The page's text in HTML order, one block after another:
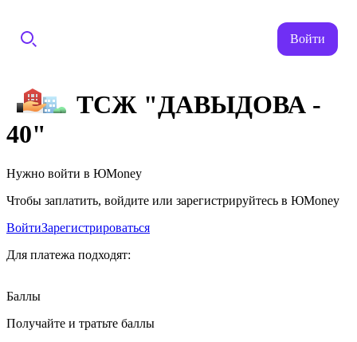
Войти
ТСЖ "ДАВЫДОВА -
40"
Нужно войти в ЮMoney
Чтобы заплатить, войдите или зарегистрируйтесь в ЮMoney
ВойтиЗарегистрироваться
Для платежа подходят:
Баллы
Получайте и тратьте баллы